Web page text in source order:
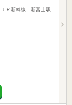
ＪＲ新幹線 新富士駅